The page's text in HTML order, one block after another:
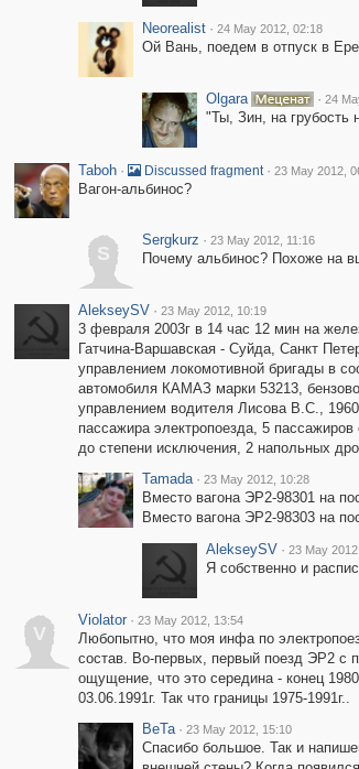
Neorealist · 24 May 2012, 02:18
Ой Вань, поедем в отпуск в
Olgara · 24
"Ты, Зин, на грубость
Taboh · Discussed fragment · 23 May 2012,
Вагон-альбинос?
S
Sergkurz · 23 May 2012, 11:16
Почему альбинос? Похоже на
AlekseySV · 23 May 2012, 10:19
3 февраля 2003г в 14 час 12 мин на
Гатчина-Варшавская - Суйда, Санкт
управлением локомотивной бригады в
автомобиля КАМАЗ марки 53213,
управлением водителя Лисова В.С.,
пассажира электропоезда, 5
до степени исключения, 2 напольных
Tamada · 23 May 2012, 10:28
Вместо вагона ЭР2-98301 на
Вместо вагона ЭР2-98303 на
AlekseySV · 23 May
Я собственно и
V
Violator · 23 May 2012, 13:54
Любопытно, что моя инфа по
состав. Во-первых, первый поезд ЭР2 с
ощущение, что это середина - конец
03.06.1991г. Так что границы 1975-1991г..
BeTa · 23 May 2012, 15:10
Спасибо большое. Так и